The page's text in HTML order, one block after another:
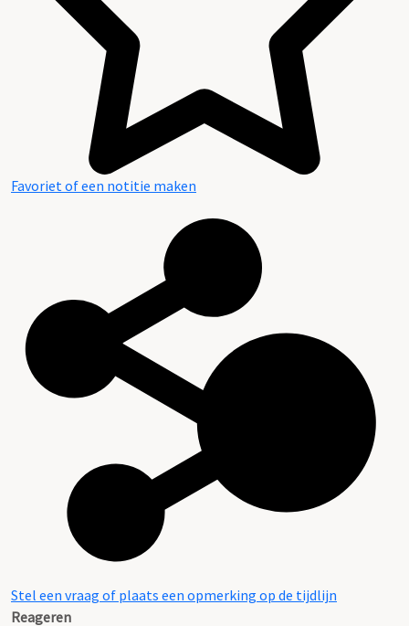
Favoriet of een notitie maken
Stel een vraag of plaats een opmerking op de tijdlijn
Reageren